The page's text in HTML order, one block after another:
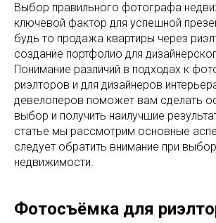
Выбор правильного фотографа
ключевой фактор для успешной
будь то продажа квартиры через
создание портфолио для
Понимание различий в подходах к
риэлторов и для дизайнеров
девелоперов поможет вам сделать
выбор и получить наилучшие
статье мы рассмотрим основные
следует обратить внимание при
недвижимости.
Фотосъёмка для